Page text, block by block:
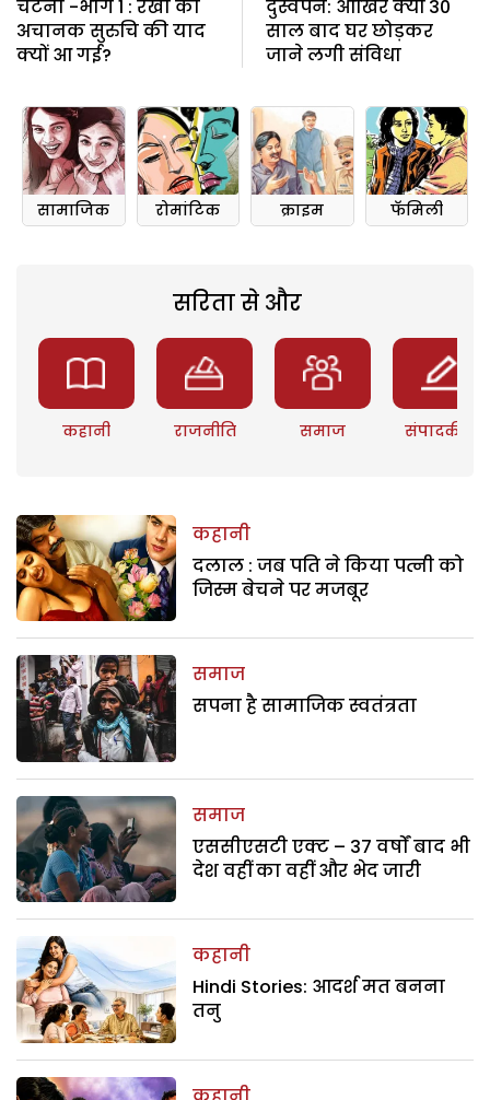
चटनी -भाग 1 : रेखा को
अचानक सुरुचि की याद
क्यों आ गई?
दुस्वपन: आखिर क्यों 30
साल बाद घर छोड़कर
जाने लगी संविधा
सामाजिक रोमांटिक क्राइम फॅमिली
सरिता से और
कहानी राजनीति समाज संपादकीय
कहानी
दलाल : जब पति ने किया पत्नी को
जिस्म बेचने पर मजबूर
समाज
सपना है सामाजिक स्वतंत्रता
समाज
एससीएसटी एक्ट – 37 वर्षों बाद भी
देश वहीं का वहीं और भेद जारी
कहानी
Hindi Stories: आदर्श मत बनना
तनु